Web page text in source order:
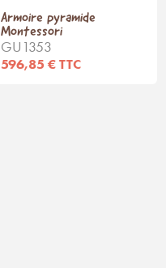
Armoire pyramide
Montessori
GU1353
596,85 € TTC